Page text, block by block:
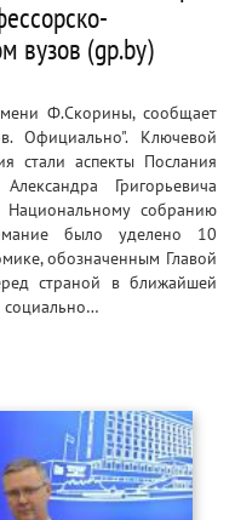
вузов (gp.by)
Ф.Скорины, сообщает
Официально". Ключевой
стали аспекты Послания
Григорьевича
собранию
было уделено 10
обозначенным Главой
страной в ближайшей
социально…